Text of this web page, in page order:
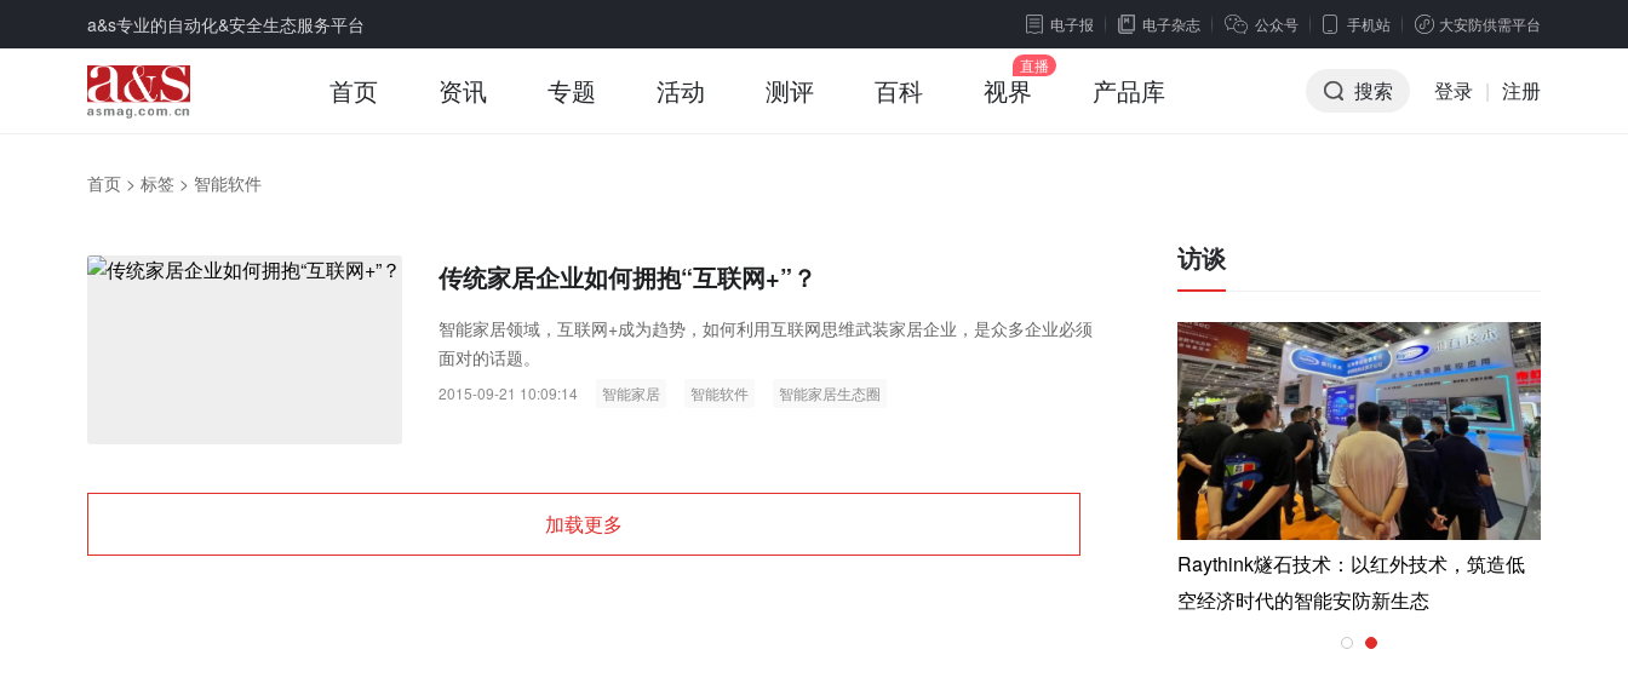
a&s专业的自动化&安全生态服务平台 电子报 电子杂志 公众号 手机站 大安防供需平台
首页 资讯 专题 活动 测评 百科 视界 产品库 搜索 登录 | 注册
首页 > 标签 > 智能软件
传统家居企业如何拥抱“互联网+”？
智能家居领域，互联网+成为趋势，如何利用互联网思维武装家居企业，是众多企业必须
面对的话题。
2015-09-21 10:09:14 智能家居 智能软件 智能家居生态圈
加载更多
访谈
Raythink燧石技术：以红外技术，筑造低 智联航空：无人机赋能应急救援与医疗运
Raythink燧石技术：以红外技术，筑造低
空经济时代的智能安防新生态